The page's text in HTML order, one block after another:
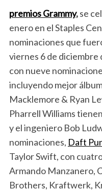
premios Grammy,se
enero en el Staples
nominaciones que
viernes 6 de diciembre
con nueve
incluyendo mejor
Macklemore & Ryan
Pharrell Williams
y el ingeniero Bob
nominaciones, Daft
Taylor Swift, con
Armando Manzanero,
Brothers, Kraftwerk,